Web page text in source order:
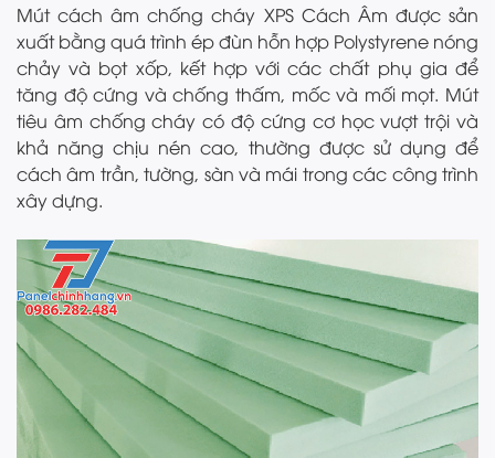
Mút cách âm chống cháy XPS Cách Âm được sản
xuất bằng quá trình ép đùn hỗn hợp Polystyrene nóng
chảy và bọt xốp, kết hợp với các chất phụ gia để
tăng độ cứng và chống thấm, mốc và mối mọt. Mút
tiêu âm chống cháy có độ cứng cơ học vượt trội và
khả năng chịu nén cao, thường được sử dụng để
cách âm trần, tường, sàn và mái trong các công trình
xây dựng.